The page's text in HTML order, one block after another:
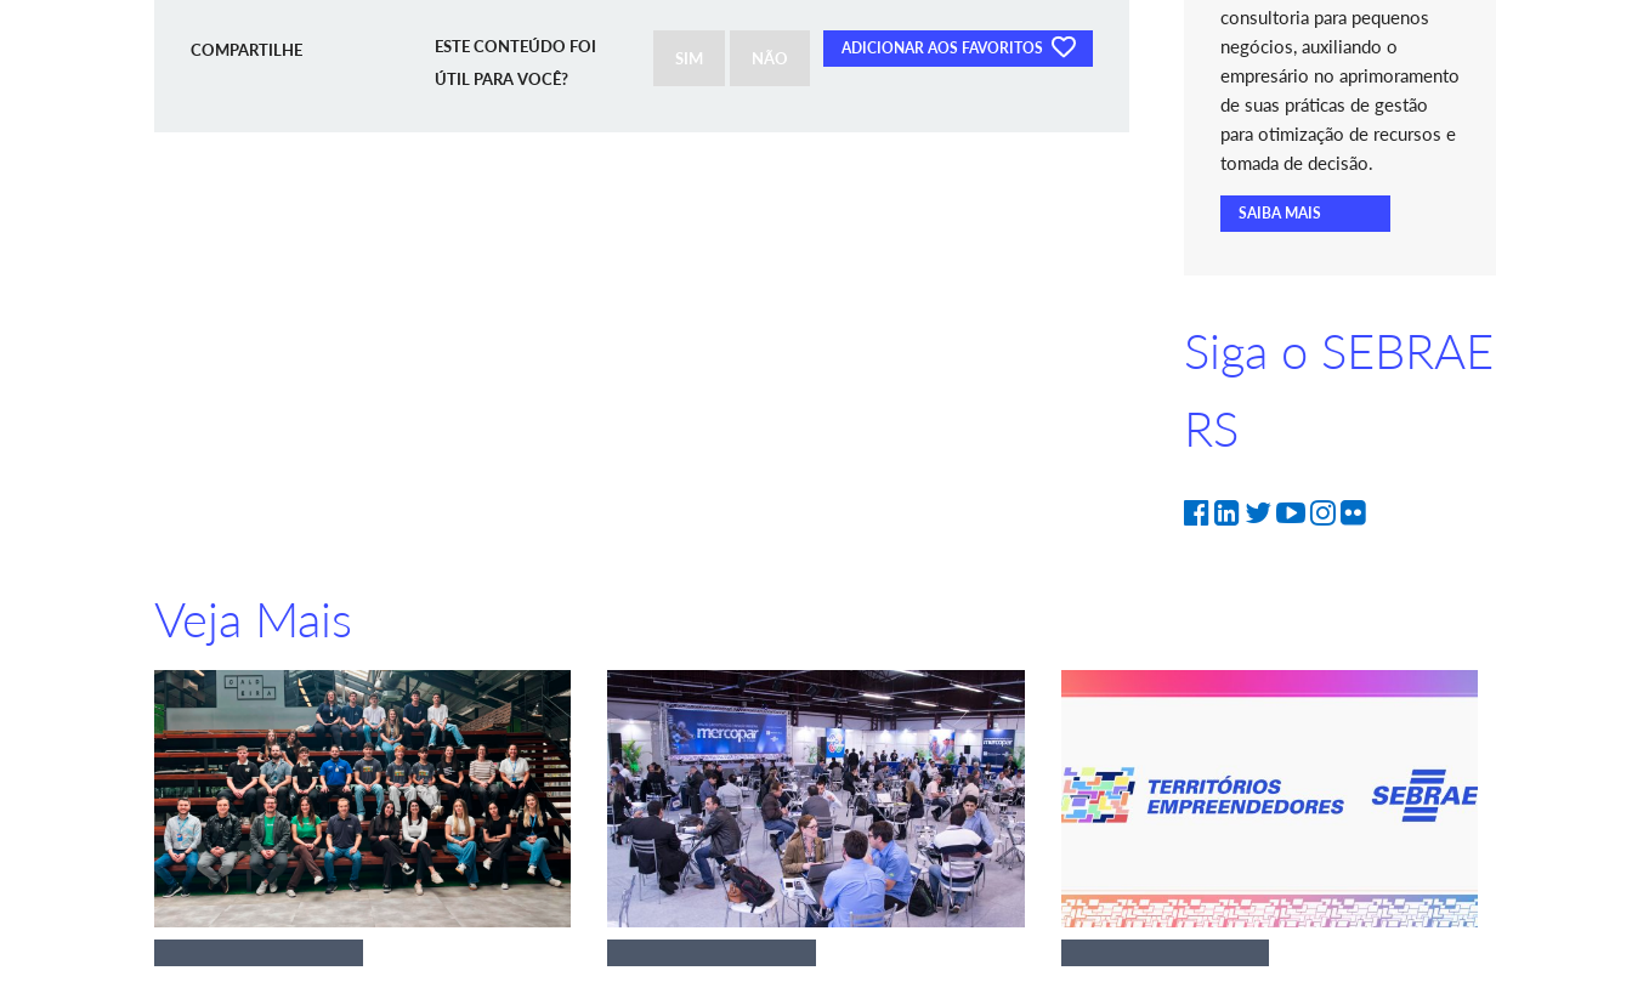
COMPARTILHE ADICIONAR AOS FAVORITOS
ESTE CONTEÚDO FOI
ÚTIL PARA VOCÊ?
SIM NÃO
consultoria para pequenos
negócios, auxiliando o
empresário no aprimoramento
de suas práticas de gestão
para otimização de recursos e
tomada de decisão.
SAIBA MAIS
Siga o SEBRAE
RS
Veja Mais